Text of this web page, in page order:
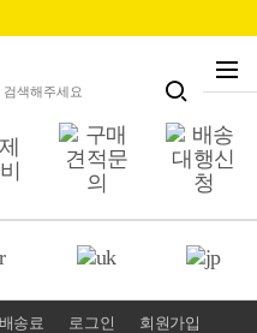
송료 로그인 회원가입